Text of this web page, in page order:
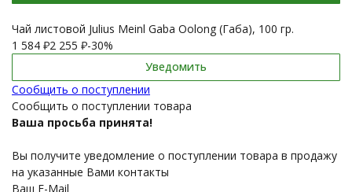
Чай листовой Julius Meinl Gaba Oolong (Габа), 100 гр.
1 584 ₽2 255 ₽-30%
Уведомить
Сообщить о поступлении
Сообщить о поступлении товара
Ваша просьба принята!
Вы получите уведомление о поступлении товара в продажу
на указанные Вами контакты
Ваш E-Mail